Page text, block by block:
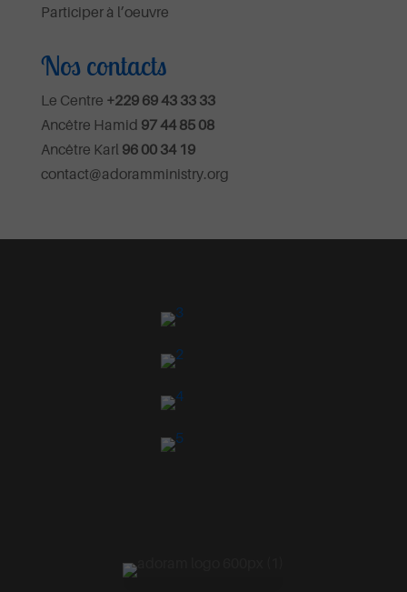
Participer à l’oeuvre
Nos contacts
Le Centre +229 69 43 33 33
Ancêtre Hamid 97 44 85 08
Ancêtre Karl 96 00 34 19
contact@adoramministry.org